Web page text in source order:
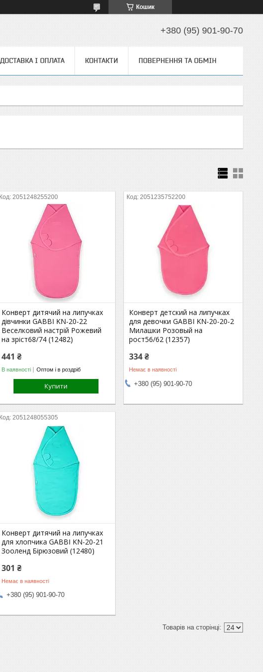
Кошик
+380 (95) 901-90-70
ДОСТАВКА І ОПЛАТА КОНТАКТИ ПОВЕРНЕННЯ ТА ОБМІН
2051248255200
Конверт дитячий на липучках
дівчинки GABBI KN-20-22
Веселковий настрій Рожевий
на зріст68/74 (12482)
441 ₴
В наявності Оптом і в роздріб
Купити
2051235752200
Конверт детский на липучках
для девочки GABBI KN-20-20-2
Милашки Розовый на
рост56/62 (12357)
334 ₴
Немає в наявності
+380 (95) 901-90-70
2051248055305
Конверт дитячий на липучках
для хлопчика GABBI KN-20-21
Зооленд Бірюзовий (12480)
301 ₴
Немає в наявності
+380 (95) 901-90-70